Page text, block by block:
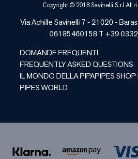
Copyright © 2018 Savinelli S.r.l All
Via Achille Savinelli 7 - 21020 -
06185460158 T +39
DOMANDE FREQUENTI
FREQUENTLY ASKED QUESTIONS
IL MONDO DELLA PIPAPIPES SHOP
PIPES WORLD